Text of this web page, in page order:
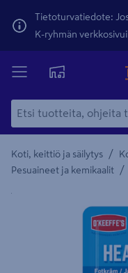
Tietoturvatiedote:
K-ryhmän
Koti, keittiö ja säilytys /
Pesuaineet ja kemikaalit /
Yksityiskohtainen